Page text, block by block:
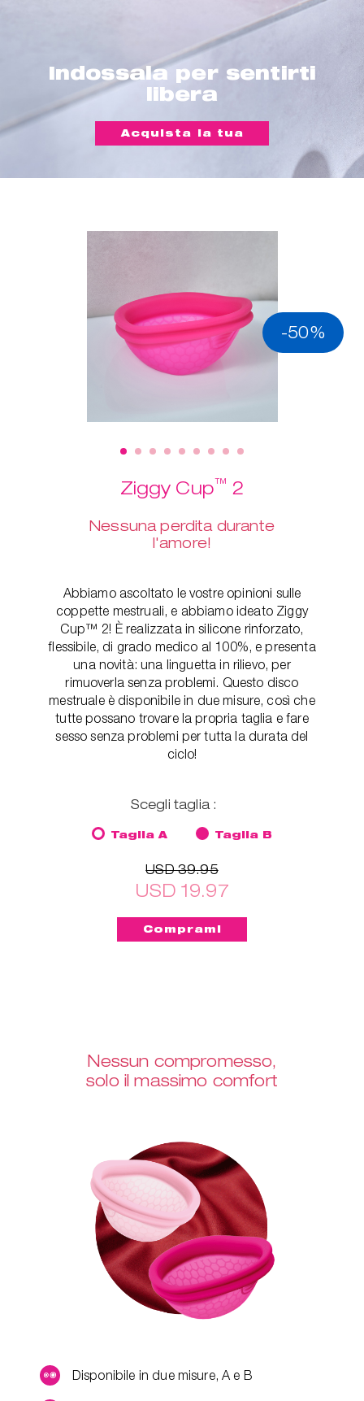
Indossala per sentirti
libera
Acquista la tua
-50%
Ziggy Cup™ 2
Nessuna perdita durante
l'amore!
Abbiamo ascoltato le vostre opinioni sulle
coppette mestruali, e abbiamo ideato Ziggy
Cup™ 2! È realizzata in silicone rinforzato,
flessibile, di grado medico al 100%, e presenta
una novità: una linguetta in rilievo, per
rimuoverla senza problemi. Questo disco
mestruale è disponibile in due misure, così che
tutte possano trovare la propria taglia e fare
sesso senza problemi per tutta la durata del
ciclo!
Scegli taglia :
Taglia A Taglia B
USD 39.95
USD 19.97
Nessun compromesso,
solo il massimo comfort
Disponibile in due misure, A e B